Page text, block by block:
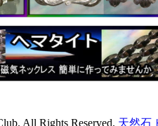
All Rights Reserved. 天然石